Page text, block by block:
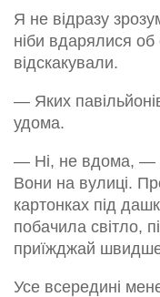
Я не відразу
ніби вдарялися об
відскакували.
— Яких
удома.
— Ні, не вдома, —
Вони на вулиці.
картонках під
побачила світло,
приїжджай
Усе всередині